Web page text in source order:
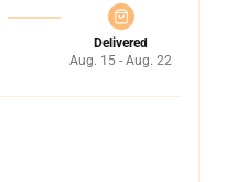
Delivered
Aug. 15 - Aug. 22